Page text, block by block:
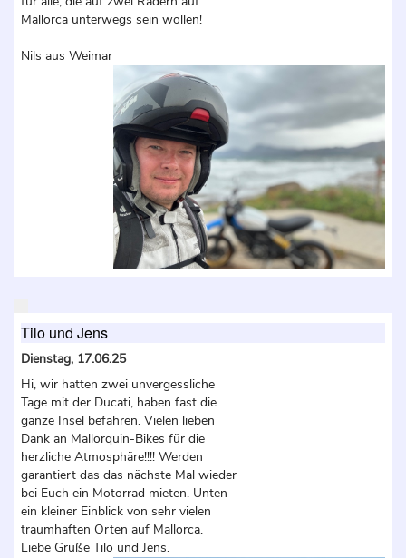
Mallorca unterwegs sein wollen!
Nils aus Weimar
Tilo und Jens
Dienstag, 17.06.25
Hi, wir hatten zwei unvergessliche
Tage mit der Ducati, haben fast die
ganze Insel befahren. Vielen lieben
Dank an Mallorquin-Bikes für die
herzliche Atmosphäre!!!! Werden
garantiert das das nächste Mal wieder
bei Euch ein Motorrad mieten. Unten
ein kleiner Einblick von sehr vielen
traumhaften Orten auf Mallorca.
Liebe Grüße Tilo und Jens.